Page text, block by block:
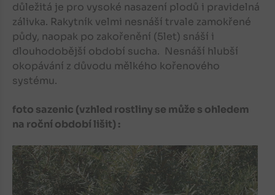
důležitá je pro vysoké nasazení plodů i pravidelná
zálivka. Rakytník velmi nesnáší trvale zamokřené
půdy, naopak po zakořenění (5let) snáší i
dlouhodobější období sucha. Nesnáší hlubší
okopávání z důvodu mělkého kořenového
systému.
foto sazenic (vzhled rostliny se může s ohledem
na roční období lišit) :